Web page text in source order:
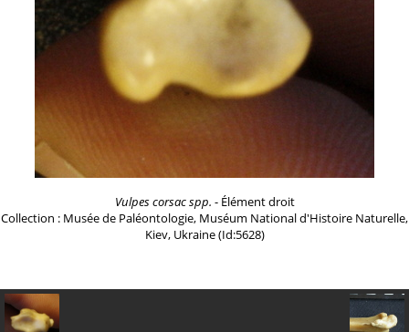
Vulpes corsac spp. - Élément droit
Collection : Musée de Paléontologie, Muséum National d'Histoire Naturelle,
Kiev, Ukraine (Id:5628)